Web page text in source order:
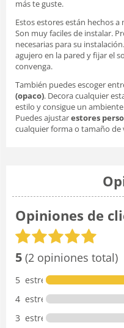
más te guste.
Estos estores están hechos
Son muy faciles de instalar.
necesarias para su
agujero en la pared y fijar el
convenga.
También puedes escoger
(opaco). Decora cualquier
estilo y consigue un
Puedes ajustarestores
cualquier forma o tamaño
Opiniones de
5 (2 opiniones total)
5 estrellas
4 estrellas
3 estrellas